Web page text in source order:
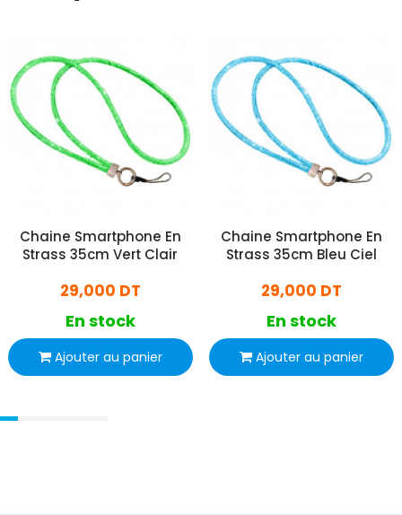
Chaine Smartphone En
Strass 35cm Vert Clair
29,000 DT
En stock
Ajouter au panier
Chaine Smartphone En
Strass 35cm Bleu Ciel
29,000 DT
En stock
Ajouter au panier